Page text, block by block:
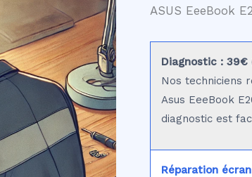
ASUS EeeBook
Diagnostic : 39€
Nos techniciens
Asus EeeBook
diagnostic est
Réparation écran